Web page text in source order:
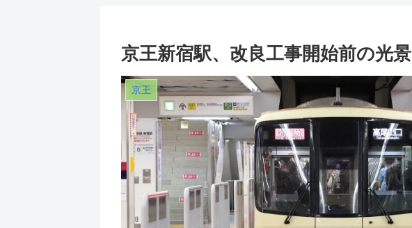
京王新宿駅、改良工事開始前の光景
京王